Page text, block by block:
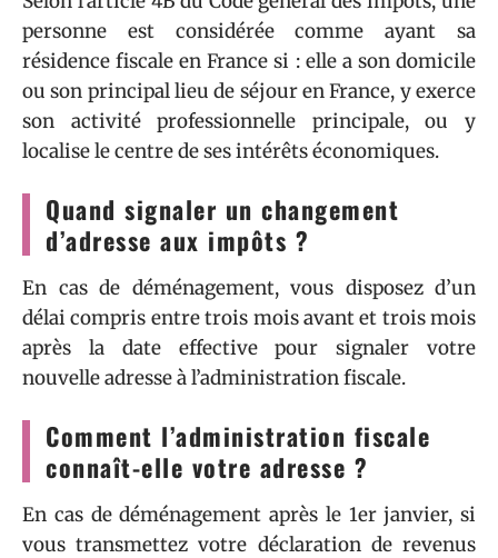
personne est considérée comme ayant sa
résidence fiscale en France si : elle a son domicile
ou son principal lieu de séjour en France, y exerce
son activité professionnelle principale, ou y
localise le centre de ses intérêts économiques.
Quand signaler un changement
d’adresse aux impôts ?
En cas de déménagement, vous disposez d’un
délai compris entre trois mois avant et trois mois
après la date effective pour signaler votre
nouvelle adresse à l’administration fiscale.
Comment l’administration fiscale
connaît-elle votre adresse ?
En cas de déménagement après le 1er janvier, si
vous transmettez votre déclaration de revenus